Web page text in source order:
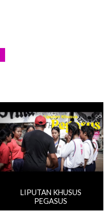
LIPUTAN KHUSUS
PEGASUS